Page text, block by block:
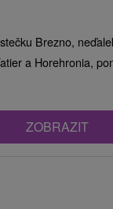
Brezno,
a Horehronia,
ZOBRAZIT